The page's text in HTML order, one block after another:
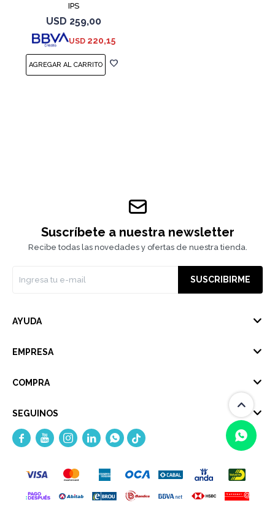
IPS
USD 259,00
USD 220,15
(0/4)
Suscríbete a nuestra newsletter
Recibe todas las novedades y ofertas de nuestra tienda.
SUSCRIBIRME
AYUDA
EMPRESA
COMPRA
SEGUINOS
    